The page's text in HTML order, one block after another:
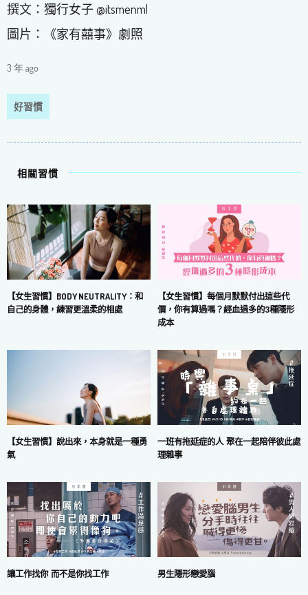
撰文：獨行女子 @itsmenml
圖片：《家有囍事》劇照
3 年 ago
好習慣
相關習慣
【女生習慣】BODY NEUTRALITY：和
自己的身體，練習更溫柔的相處
【女生習慣】每個月默默付出這些代
價，你有算過嗎？經血過多的3種隱形
成本
【女生習慣】說出來，本身就是一種勇
氣
一班有拖延症的人 聚在一起陪伴彼此處
理雜事
讓工作找你 而不是你找工作 男生隱形戀愛腦